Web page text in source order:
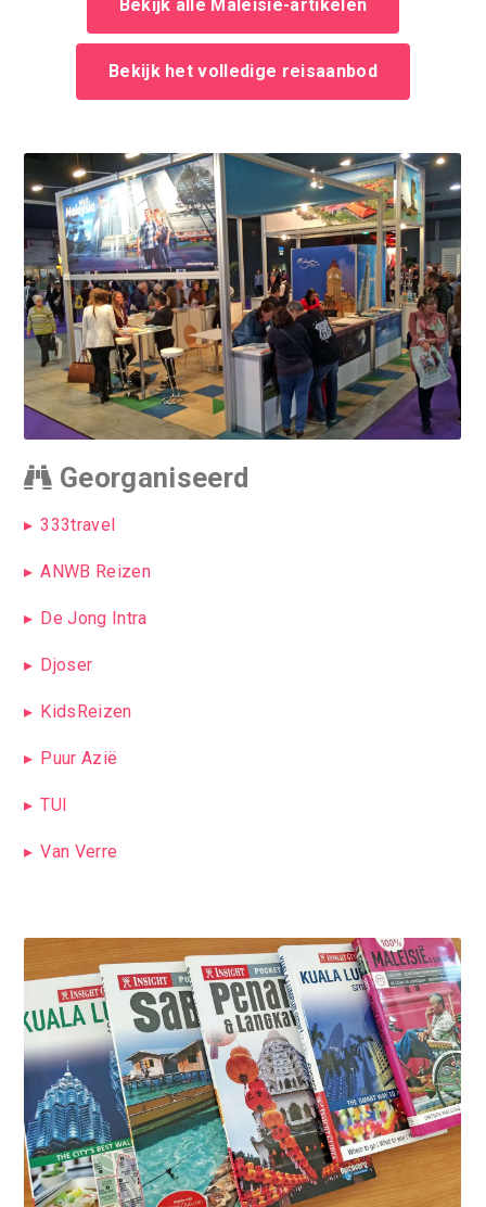
Bekijk alle Maleisië-artikelen
Bekijk het volledige reisaanbod
Georganiseerd
333travel
ANWB Reizen
De Jong Intra
Djoser
KidsReizen
Puur Azië
TUI
Van Verre